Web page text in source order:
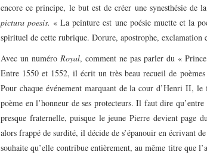
encore ce principe, le but est de créer une synesthésie de
pictura poesis. « La peinture est une poésie muette et la
spirituel de cette rubrique. Dorure, apostrophe, exclamation
Avec un numéro Royal, comment ne pas parler du «
Entre 1550 et 1552, il écrit un très beau recueil de
Pour chaque événement marquant de la cour d’Henri II,
poème en l’honneur de ses protecteurs. Il faut dire
presque fraternelle, puisque le jeune Pierre devient page
alors frappé de surdité, il décide de s’épanouir en écrivant
souhaite qu’elle contribue entièrement, au même titre que